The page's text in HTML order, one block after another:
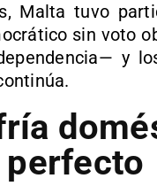
Malta tuvo
sin voto
y